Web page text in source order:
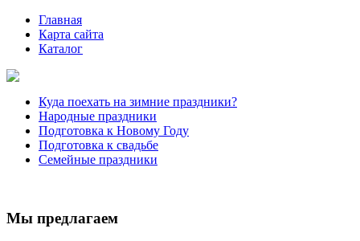
Главная
Карта сайта
Каталог
Куда поехать на зимние праздники?
Народные праздники
Подготовка к Новому Году
Подготовка к свадьбе
Семейные праздники
Мы предлагаем